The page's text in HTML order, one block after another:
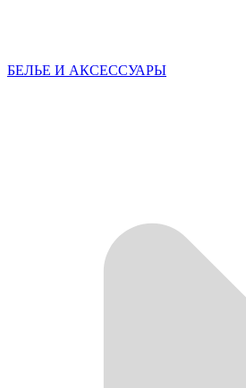
БЕЛЬЕ И АКСЕССУАРЫ